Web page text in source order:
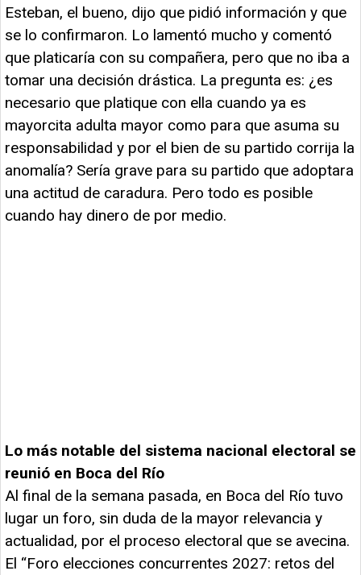
Esteban, el bueno, dijo que pidió información y que
se lo confirmaron. Lo lamentó mucho y comentó
que platicaría con su compañera, pero que no iba a
tomar una decisión drástica. La pregunta es: ¿es
necesario que platique con ella cuando ya es
mayorcita adulta mayor como para que asuma su
responsabilidad y por el bien de su partido corrija la
anomalía? Sería grave para su partido que adoptara
una actitud de caradura. Pero todo es posible
cuando hay dinero de por medio.
Lo más notable del sistema nacional electoral se
reunió en Boca del Río
Al final de la semana pasada, en Boca del Río tuvo
lugar un foro, sin duda de la mayor relevancia y
actualidad, por el proceso electoral que se avecina.
El “Foro elecciones concurrentes 2027: retos del